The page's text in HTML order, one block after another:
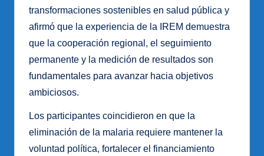
transformaciones sostenibles en salud pública y
afirmó que la experiencia de la IREM demuestra
que la cooperación regional, el seguimiento
permanente y la medición de resultados son
fundamentales para avanzar hacia objetivos
ambiciosos.
Los participantes coincidieron en que la
eliminación de la malaria requiere mantener la
voluntad política, fortalecer el financiamiento